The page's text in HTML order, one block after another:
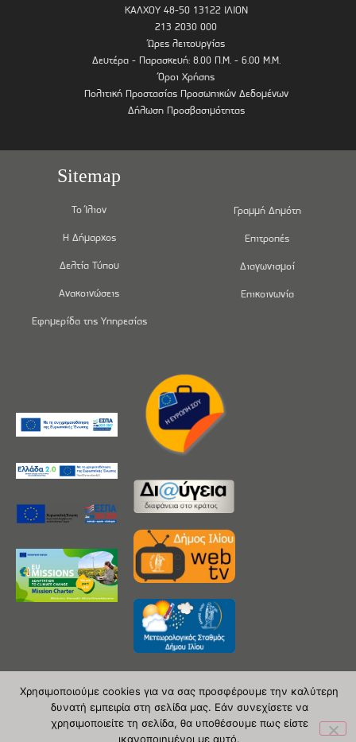
ΚΑΛΧΟΥ 48-50 13122 ΙΛΙΟΝ
213 2030 000
Ώρες λειτουργίας
Δευτέρα - Παρασκευή: 8.00 Π.Μ. - 6.00 Μ.Μ.
Όροι Χρήσης
Πολιτική Προστασίας Προσωπικών Δεδομένων
Δήλωση Προσβασιμότητας
Sitemap
Το Ίλιον
Η Δήμαρχος
Δελτία Τύπου
Ανακοινώσεις
Εφημερίδα της Υπηρεσίας
Γραμμή Δημότη
Επιτροπές
Διαγωνισμοί
Επικοινωνία
Copyright 2020 © Δήμος Ιλίου
Χρησιμοποιούμε cookies για να σας προσφέρουμε την καλύτερη
δυνατή εμπειρία στη σελίδα μας. Εάν συνεχίσετε να
χρησιμοποιείτε τη σελίδα, θα υποθέσουμε πως είστε
ικανοποιημένοι με αυτό.